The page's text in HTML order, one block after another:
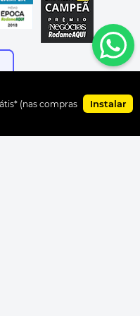
(nas compras
Instalar